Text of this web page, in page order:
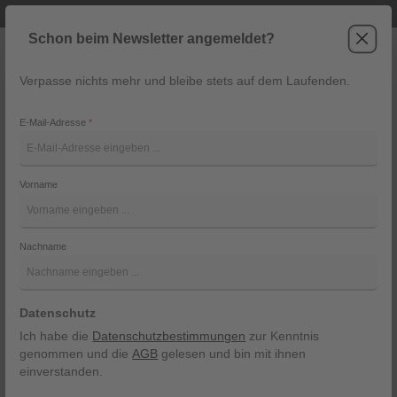
Navigation
Bildergalerie überspringen
Schon beim Newsletter angemeldet?
Verpasse nichts mehr und bleibe stets auf dem Laufenden.
E-Mail-Adresse*
Vorname
Nachname
Datenschutz
Ich habe die Datenschutzbestimmungen zur Kenntnis
genommen und dieAGB gelesen und bin mit ihnen
einverstanden.